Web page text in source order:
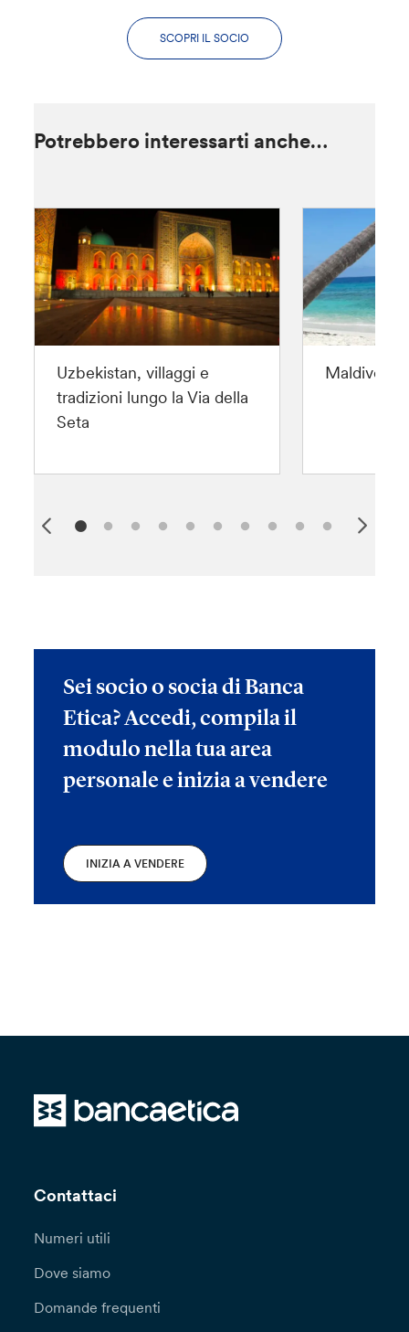
SCOPRI IL SOCIO
Potrebbero interessarti anche…
Uzbekistan, villaggi e
tradizioni lungo la Via della
Seta
Maldive
Sei socio o socia di Banca
Etica? Accedi, compila il
modulo nella tua area
personale e inizia a vendere
INIZIA A VENDERE
Contattaci
Numeri utili
Dove siamo
Domande frequenti